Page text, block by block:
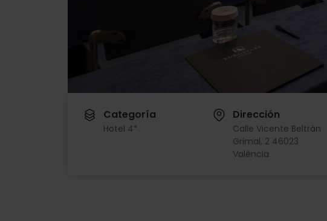
Categoría
Hotel 4*
Dirección
Calle Vicente Beltrán
Grimal, 2 46023
València